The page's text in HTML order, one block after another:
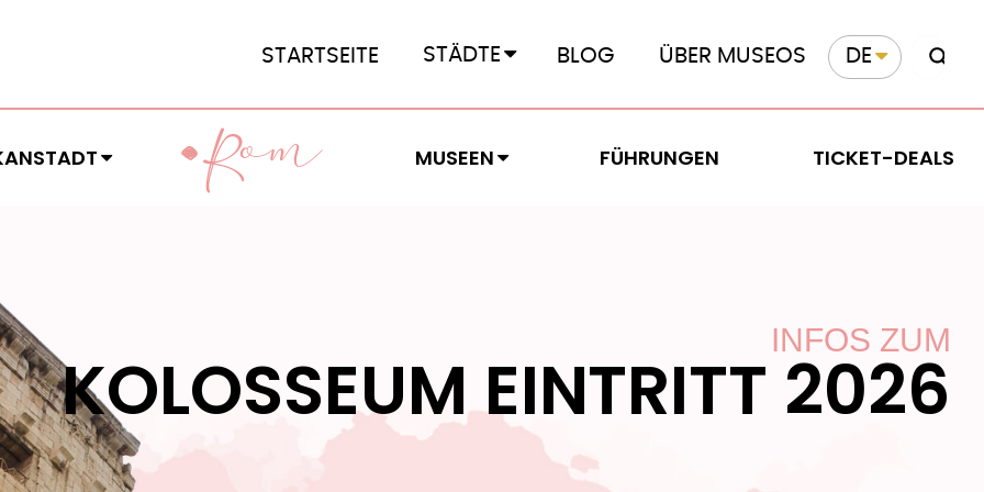
STARTSEITE STÄDTE BLOG ÜBER MUSEOS DE
ROM MUSEEN FÜHRUNGEN TICKET-DEALS
INFOS ZUM
KOLOSSEUM EINTRITT 2026